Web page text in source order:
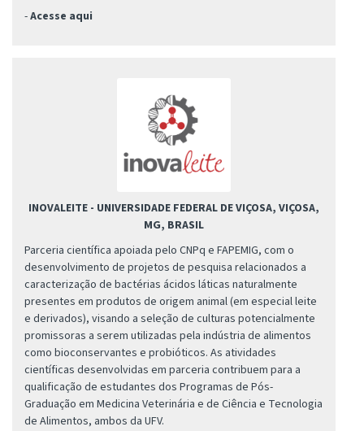
-Acesse aqui
INOVALEITE - UNIVERSIDADE FEDERAL DE VIÇOSA, VIÇOSA,
MG, BRASIL
Parceria científica apoiada pelo CNPq e FAPEMIG, com o
desenvolvimento de projetos de pesquisa relacionados a
caracterização de bactérias ácidos láticas naturalmente
presentes em produtos de origem animal (em especial leite
e derivados), visando a seleção de culturas potencialmente
promissoras a serem utilizadas pela indústria de alimentos
como bioconservantes e probióticos. As atividades
científicas desenvolvidas em parceria contribuem para a
qualificação de estudantes dos Programas de Pós-
Graduação em Medicina Veterinária e de Ciência e Tecnologia
de Alimentos, ambos da UFV.